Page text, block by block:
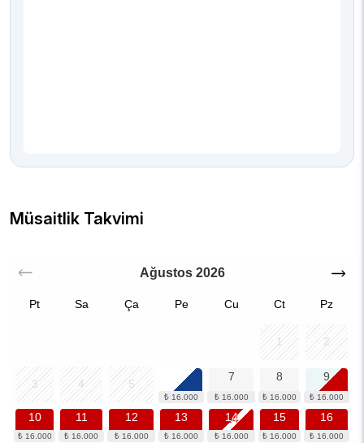
Müsaitlik Takvimi
Ağustos 2026
Pt Sa Ça Pe Cu Ct Pz
1 2
3 4 5
7 8 9
10 11 12 13 14 15 16